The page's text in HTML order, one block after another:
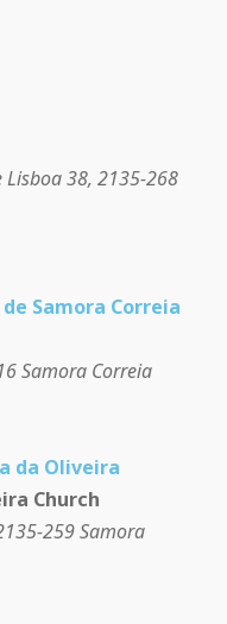
Lisboa 38, 2135-268
Samora Correia
Samora Correia
da Oliveira
Church
259 Samora